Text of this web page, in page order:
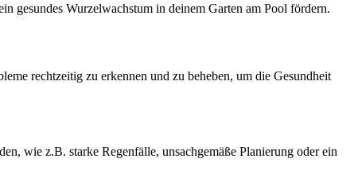
gesundes Wurzelwachstum in deinem Garten am Pool fördern.
rechtzeitig zu erkennen und zu beheben, um die Gesundheit
wie z.B. starke Regenfälle, unsachgemäße Planierung oder ein